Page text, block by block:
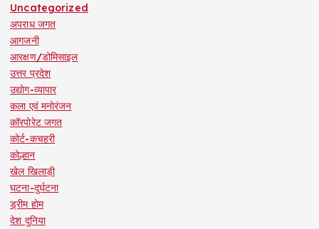
Uncategorized
अपराध जगत
आगजनी
आरक्षण/डोमिसाइल
उत्तर प्रदेश
उद्योग-व्यापार
कला एवं मनोरंजन
कॉरपोरेट जगत
कोर्ट-कचहरी
कोल्हान
खेल खिलाड़ी
घटना-दुर्घटना
ड्रीम होम
देश दुनिया